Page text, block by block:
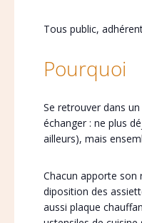
Tous public,
Pourquoi
Se retrouver dans
échanger : ne plus
ailleurs), mais
Chacun apporte son
diposition des
aussi plaque